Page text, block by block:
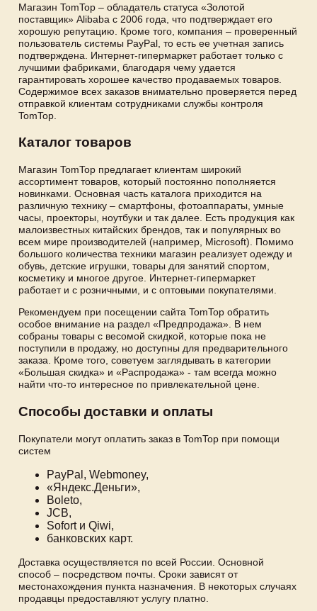
Магазин TomTop – обладатель статуса «Золотой
поставщик» Alibaba с 2006 года, что подтверждает его
хорошую репутацию. Кроме того, компания – проверенный
пользователь системы PayPal, то есть ее учетная запись
подтверждена. Интернет-гипермаркет работает только с
лучшими фабриками, благодаря чему удается
гарантировать хорошее качество продаваемых товаров.
Содержимое всех заказов внимательно проверяется перед
отправкой клиентам сотрудниками службы контроля
TomTop.
Каталог товаров
Магазин TomTop предлагает клиентам широкий
ассортимент товаров, который постоянно пополняется
новинками. Основная часть каталога приходится на
различную технику – смартфоны, фотоаппараты, умные
часы, проекторы, ноутбуки и так далее. Есть продукция как
малоизвестных китайских брендов, так и популярных во
всем мире производителей (например, Microsoft). Помимо
большого количества техники магазин реализует одежду и
обувь, детские игрушки, товары для занятий спортом,
косметику и многое другое. Интернет-гипермаркет
работает и с розничными, и с оптовыми покупателями.
Рекомендуем при посещении сайта TomTop обратить
особое внимание на раздел «Предпродажа». В нем
собраны товары с весомой скидкой, которые пока не
поступили в продажу, но доступны для предварительного
заказа. Кроме того, советуем заглядывать в категории
«Большая скидка» и «Распродажа» - там всегда можно
найти что-то интересное по привлекательной цене.
Способы доставки и оплаты
Покупатели могут оплатить заказ в TomTop при помощи
систем
PayPal, Webmoney,
«Яндекс.Деньги»,
Boleto,
JCB,
Sofort и Qiwi,
банковских карт.
Доставка осуществляется по всей России. Основной
способ – посредством почты. Сроки зависят от
местонахождения пункта назначения. В некоторых случаях
продавцы предоставляют услугу платно.